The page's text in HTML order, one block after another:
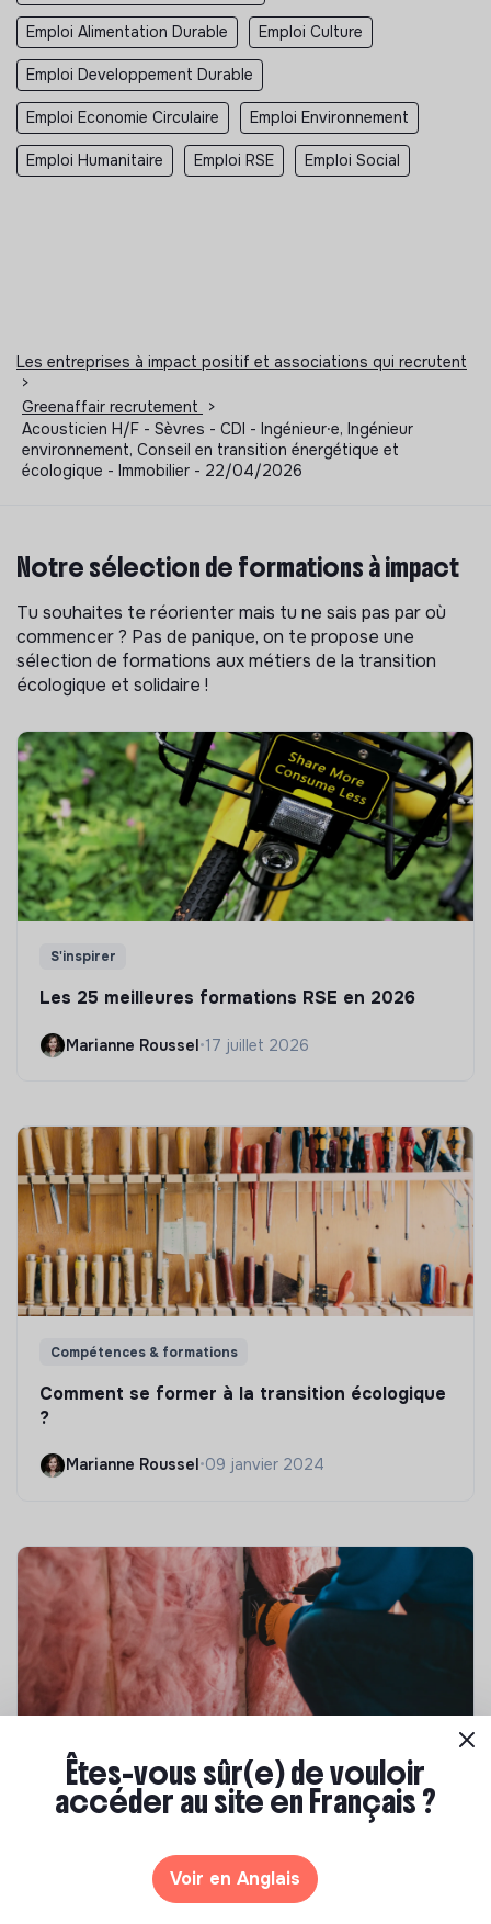
Emploi Alimentation Durable Emploi Culture
Emploi Developpement Durable
Emploi Economie Circulaire Emploi Environnement
Emploi Humanitaire Emploi RSE Emploi Social
Les entreprises à impact positif et associations qui recrutent
>
Greenaffair recrutement
>
Acousticien H/F - Sèvres - CDI - Ingénieur⸱e, Ingénieur
environnement, Conseil en transition énergétique et
écologique - Immobilier - 22/04/2026
Notre sélection de formations à impact
Tu souhaites te réorienter mais tu ne sais pas par où
commencer ? Pas de panique, on te propose une
sélection de formations aux métiers de la transition
écologique et solidaire !
S'inspirer
Les 25 meilleures formations RSE en 2026
Marianne Roussel•17 juillet 2026
Compétences & formations
Comment se former à la transition écologique
?
Marianne Roussel •09 janvier 2024
Compétences & formations
Top 8 des formations en rénovation
Marianne Roussel• 21 janvier 2025
Êtes-vous sûr(e) de vouloir
accéder au site en Français ?
Voir en Anglais